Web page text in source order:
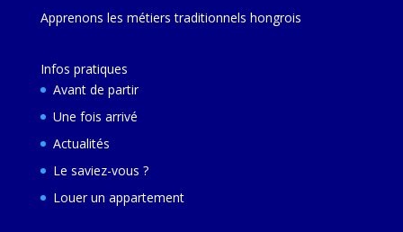
Apprenons les métiers traditionnels hongrois
Infos pratiques
Avant de partir
Une fois arrivé
Actualités
Le saviez-vous ?
Louer un appartement